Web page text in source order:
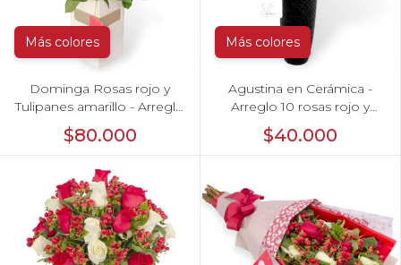
Más colores
Dominga Rosas rojo y
Tulipanes amarillo - Arreglo
$80.000
Más colores
Agustina en Cerámica -
Arreglo 10 rosas rojo y
astromeliass
$40.000